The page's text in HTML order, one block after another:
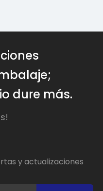
dure más.
y actualizaciones